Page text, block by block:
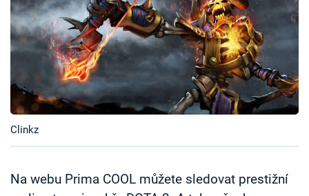
Pořady
TV Program
Časopis
Sledujte prima+
Clinkz
Na webu Prima COOL můžete sledovat prestižní